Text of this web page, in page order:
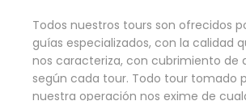
Todos nuestros tours son ofrecidos
guías especializados, con la calidad
nos caracteriza, con cubrimiento de
según cada tour. Todo tour tomado
nuestra operación nos exime de